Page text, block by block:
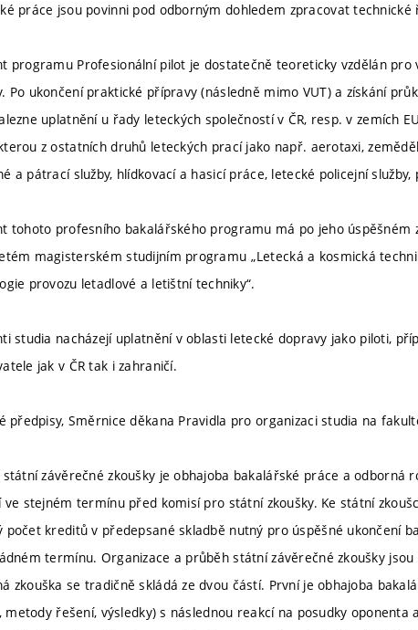
práce jsou povinni pod odborným dohledem zpracovat
programu Profesionální pilot je dostatečně teoreticky vzdělán pro
Po ukončení praktické přípravy (následně mimo VUT) a získání
uplatnění u řady leteckých společností v ČR, resp. v zemích
z ostatních druhů leteckých prací jako např. aerotaxi,
a pátrací služby, hlídkovací a hasicí práce, letecké policejní
tohoto profesního bakalářského programu má po jeho
magisterském studijním programu „Letecká a kosmická
provozu letadlové a letištní techniky“.
studia nacházejí uplatnění v oblasti letecké dopravy jako piloti,
jak v ČR tak i zahraničí.
předpisy, Směrnice děkana Pravidla pro organizaci studia na
státní závěrečné zkoušky je obhajoba bakalářské práce a odborná
ve stejném termínu před komisí pro státní zkoušky. Ke státní
počet kreditů v předepsané skladbě nutný pro úspěšné ukončení
termínu. Organizace a průběh státní závěrečné zkoušky
zkouška se tradičně skládá ze dvou částí. První je obhajoba
metody řešení, výsledky) s následnou reakcí na posudky